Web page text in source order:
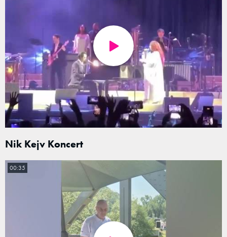
Nik Kejv Koncert
00:35